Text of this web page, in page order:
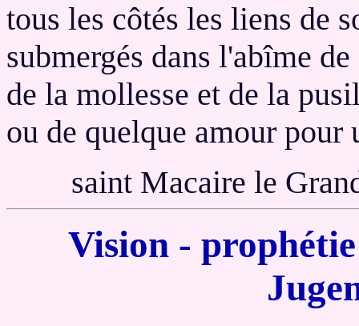
tous les côtés les liens de
submergés dans l'abîme
de la mollesse et de la
ou de quelque amour pour
saint Macaire le
Vision -